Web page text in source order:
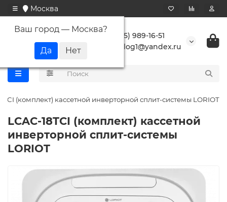
Москва
Ваш город — Москва?
+7 (495) 989-16-51
buranlog1@yandex.ru
(комплект) кассетной инверторной сплит-системы LORIOT
LCAC-18TCI (комплект) кассетной
инверторной сплит-системы
LORIOT